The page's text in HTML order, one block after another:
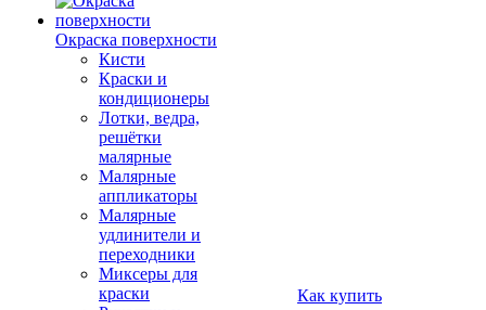
Окраска поверхности
Кисти
Краски и
кондиционеры
Лотки, ведра,
решётки
малярные
Малярные
аппликаторы
Малярные
удлинители и
переходники
Миксеры для
краски
Как купить